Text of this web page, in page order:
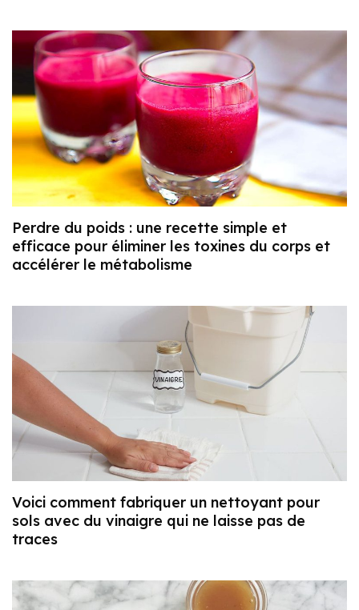
Perdre du poids : une recette simple et
efficace pour éliminer les toxines du corps et
accélérer le métabolisme
Voici comment fabriquer un nettoyant pour
sols avec du vinaigre qui ne laisse pas de
traces